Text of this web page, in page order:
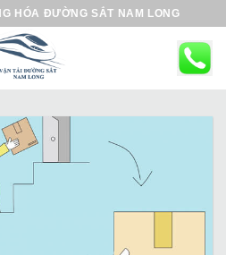
HÓA ĐƯỜNG SẮT NAM LONG